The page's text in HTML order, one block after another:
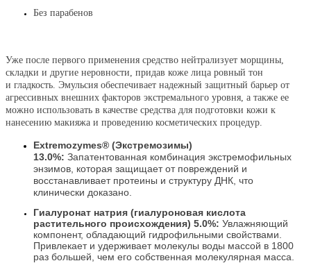
Без парабенов
Уже после первого применения средство нейтрализует морщины,
складки и другие неровности, придав коже лица ровный тон
и гладкость. Эмульсия обеспечивает надежный защитный барьер от
агрессивных внешних факторов экстремального уровня, а также ее
можно использовать в качестве средства для подготовки кожи к
нанесению макияжа и проведению косметических процедур.
Extremozymes® (Экстремозимы)
13.0%: Запатентованная комбинация экстремофильных
энзимов, которая защищает от повреждений и
восстанавливает протеины и структуру ДНК, что
клинически доказано.
Гиалуронат натрия (гиалуроновая кислота
растительного происхождения) 5.0%: Увлажняющий
компонент, обладающий гидрофильными свойствами.
Привлекает и удерживает молекулы воды массой в 1800
раз большей, чем его собственная молекулярная масса.